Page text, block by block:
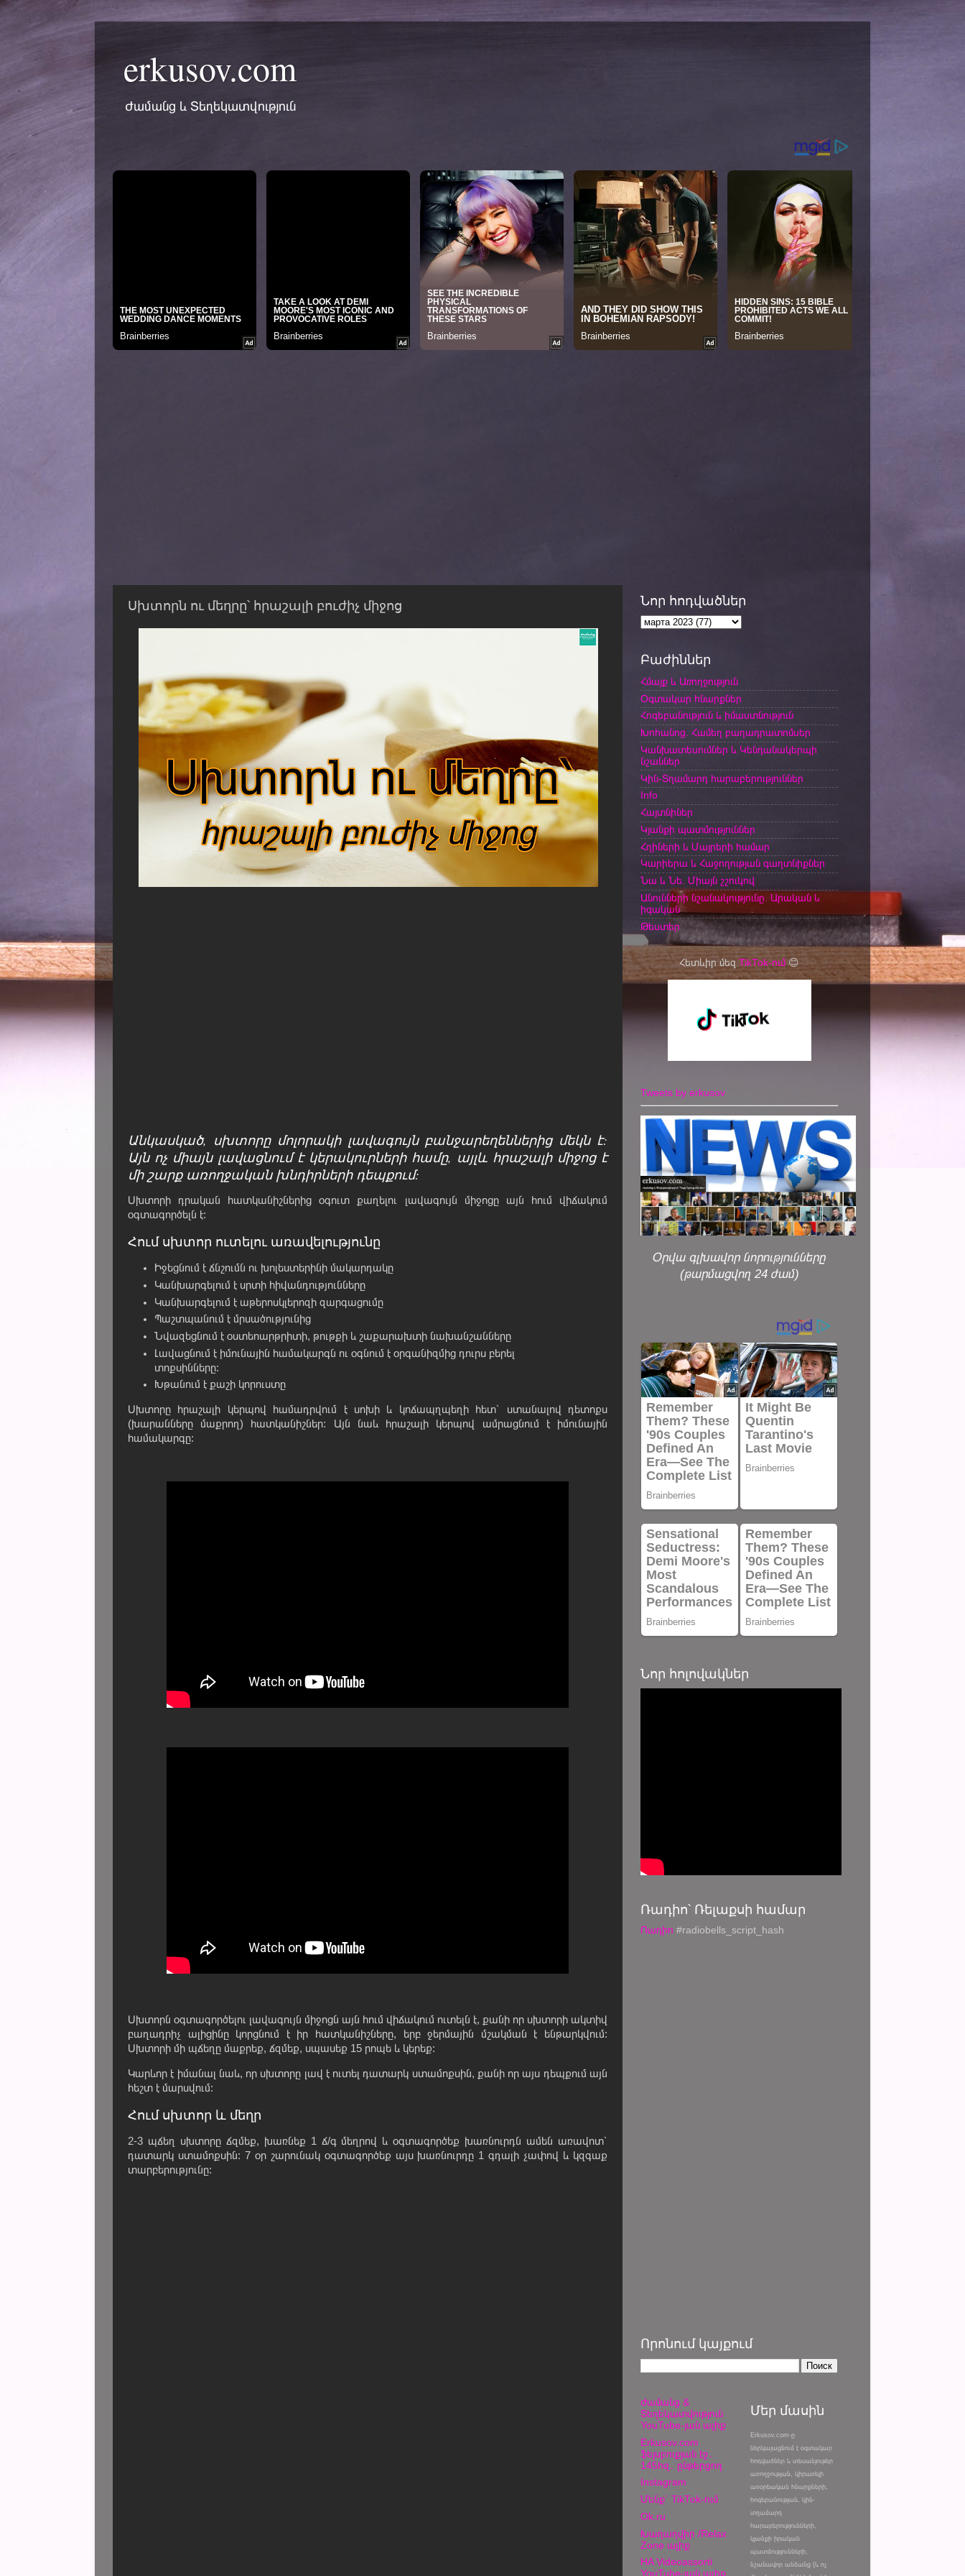
erkusov.com
Ժամանց և Տեղեկատվություն
Սխտորն ու մեղրը՝ հրաշալի բուժիչ միջոց
Անկասկած, սխտորը մոլորակի լավագույն բանջարեղեններից մեկն է:
Այն ոչ միայն լավացնում է կերակուրների համը, այլև հրաշալի միջոց է
մի շարք առողջական խնդիրների դեպքում:
Սխտորի դրական հատկանիշներից օգուտ քաղելու լավագույն միջոցը այն հում վիճակում
օգտագործելն է:
Հում սխտոր ուտելու առավելությունը
Իջեցնում է ճնշումն ու խոլեստերինի մակարդակը
Կանխարգելում է սրտի հիվանդությունները
Կանխարգելում է աթերոսկլերոզի զարգացումը
Պաշտպանում է մրսածությունից
Նվազեցնում է օստեոարթրիտի, թութքի և շաքարախտի նախանշանները
Լավացնում է իմունային համակարգն ու օգնում է օրգանիզմից դուրս բերել
տոքսինները:
Խթանում է քաշի կորուստը
Սխտորը հրաշալի կերպով համադրվում է սոխի և կոճապղպեղի հետ՝ ստանալով դետոքս
(խարանները մաքրող) հատկանիշներ: Այն նաև հրաշալի կերպով ամրացնում է իմունային
համակարգը:
Սխտորն օգտագործելու լավագույն միջոցն այն հում վիճակում ուտելն է, քանի որ սխտորի ակտիվ
բաղադրիչ ալիցինը կորցնում է իր հատկանիշները, երբ ջերմային մշակման է ենթարկվում:
Սխտորի մի պճեղը մաքրեք, ճզմեք, սպասեք 15 րոպե և կերեք:
Կարևոր է իմանալ նաև, որ սխտորը լավ է ուտել դատարկ ստամոքսին, քանի որ այս դեպքում այն
հեշտ է մարսվում:
Հում սխտոր և մեղր
2-3 պճեղ սխտորը ճզմեք, խառնեք 1 ճ/գ մեղրով և օգտագործեք խառնուրդն ամեն առավոտ՝
դատարկ ստամոքսին: 7 օր շարունակ օգտագործեք այս խառնուրդը 1 գդալի չափով և կզգաք
տարբերությունը:
Նոր հոդվածներ
Բաժիններ
Հմայք և Առողջություն
Օգտակար հնարքներ
Հոգեբանություն և իմաստնություն
Խոհանոց. Համեղ բաղադրատոմսեր
Կանխատեսումներ և Կենդանակերպի
նշաններ
Կին-Տղամարդ հարաբերություններ
Info
Հայտնիներ
Կյանքի պատմություններ
Հղիների և Մայրերի համար
Կարիերա և Հաջողության գաղտնիքներ
Նա և Նե. Միայն շշուկով
Անունների նշանակությունը. Արական և
իգական
Թեստեր
Հետևիր մեզ TikTok-ում😊
Tweets by erkusov
Օրվա գլխավոր նորությունները
(թարմացվող 24 ժամ)
Նոր հոլովակներ
Ռադիո՝ Ռելաքսի համար
Ռադիո #radiobells_script_hash
Որոնում կայքում
Ժամանց &
Տեղեկատվություն
YouTube-յան ալիք
Erkusov.com
ֆեյսբուքյան էջ․
145հզ․ ընթերցող
Instagram
Մենք՝ TikTok-ում
Ok.ru
Խաղաղվիր /Relax
Zone ալիք
HA Videoassorti
YouTube-յան ալիք
Մեր մասին
Erkusov.com-ը
ներկայացնում է օգտակար
հոդվածներ և տեսանյութեր
առողջության, կիրառելի
առօրեական հնարքների,
հոգեբանության, կին-
տղամարդ
հարաբերությունների,
կյանքի իրական
պատմությունների,
նշանավոր անձանց (և ոչ